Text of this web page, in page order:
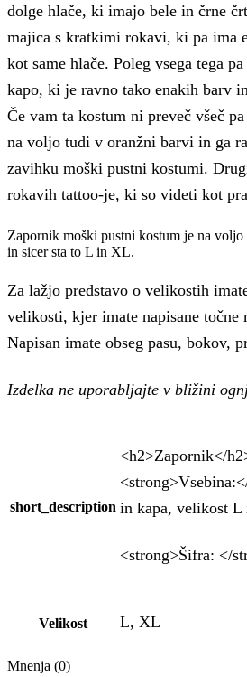
dolge hlače, ki imajo bele in črne
majica s kratkimi rokavi, ki pa ima
kot same hlače. Poleg vsega tega
kapo, ki je ravno tako enakih barv
Če vam ta kostum ni preveč všeč
na voljo tudi v oranžni barvi in ga
zavihku moški pustni kostumi.
rokavih tattoo-je, ki so videti kot
Zapornik moški pustni kostum je na
in sicer sta to L in XL.
Za lažjo predstavo o velikostih
velikosti, kjer imate napisane točne
Napisan imate obseg pasu, bokov,
Izdelka ne uporabljajte v bližini
short_description
<h2>Zapornik</
in kapa, velikost
<strong>Šifra: </
Velikost L, XL
Mnenja (0)